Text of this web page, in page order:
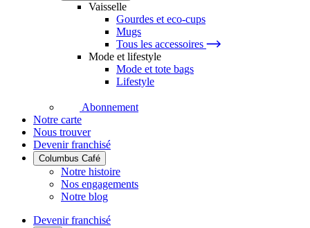
Vaisselle
Gourdes et eco-cups
Mugs
Tous les accessoires
Mode et lifestyle
Mode et tote bags
Lifestyle
Abonnement
Notre carte
Nous trouver
Devenir franchisé
Columbus Café
Notre histoire
Nos engagements
Notre blog
Devenir franchisé